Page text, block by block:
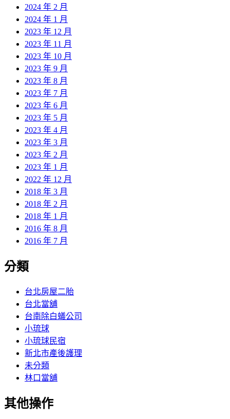
2024 年 2 月
2024 年 1 月
2023 年 12 月
2023 年 11 月
2023 年 10 月
2023 年 9 月
2023 年 8 月
2023 年 7 月
2023 年 6 月
2023 年 5 月
2023 年 4 月
2023 年 3 月
2023 年 2 月
2023 年 1 月
2022 年 12 月
2018 年 3 月
2018 年 2 月
2018 年 1 月
2016 年 8 月
2016 年 7 月
分類
台北房屋二胎
台北當舖
台南除白蟻公司
小琉球
小琉球民宿
新北市產後護理
未分類
林口當舖
其他操作